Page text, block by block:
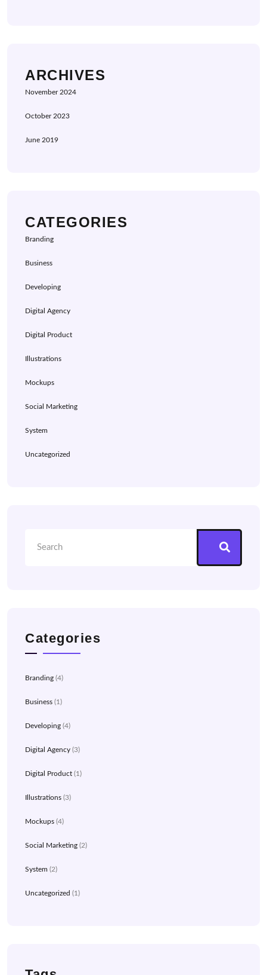
ARCHIVES
November 2024
October 2023
June 2019
CATEGORIES
Branding
Business
Developing
Digital Agency
Digital Product
Illustrations
Mockups
Social Marketing
System
Uncategorized
Categories
Branding (4)
Business (1)
Developing (4)
Digital Agency (3)
Digital Product (1)
Illustrations (3)
Mockups (4)
Social Marketing (2)
System (2)
Uncategorized (1)